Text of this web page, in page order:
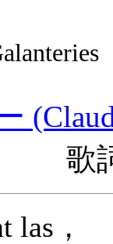
歌詞
las，